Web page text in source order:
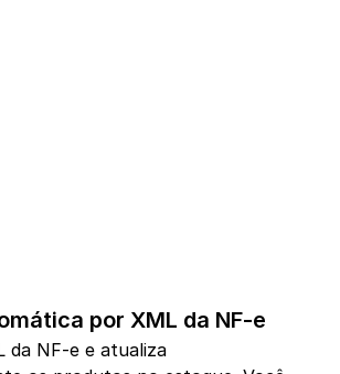
por XML da NF-e
da NF-e e atualiza